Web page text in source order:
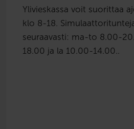
Ylivieskassa voit suorittaa
klo 8-18.
seuraavasti: ma-to 8.00-
18.00 ja la 10.00-14.00..